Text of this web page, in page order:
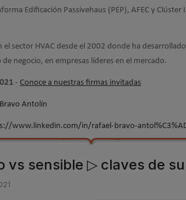
Edificación Passivehaus (PEP), AFEC y
el sector HVAC desde el 2002 donde ha
negocio, en empresas líderes en el mercado.
- Conoce a nuestras firmas invitadas
Antolín
www.linkedin.com/in/rafael-bravo-
vs sensible ▷ claves de